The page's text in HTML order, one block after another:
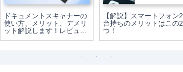
ドキュメントスキャナーの
使い方、メリット、デメリ
ット解説します！レビュー
【解説】スマートフォン2
台持ちのメリットはこの2
つ！